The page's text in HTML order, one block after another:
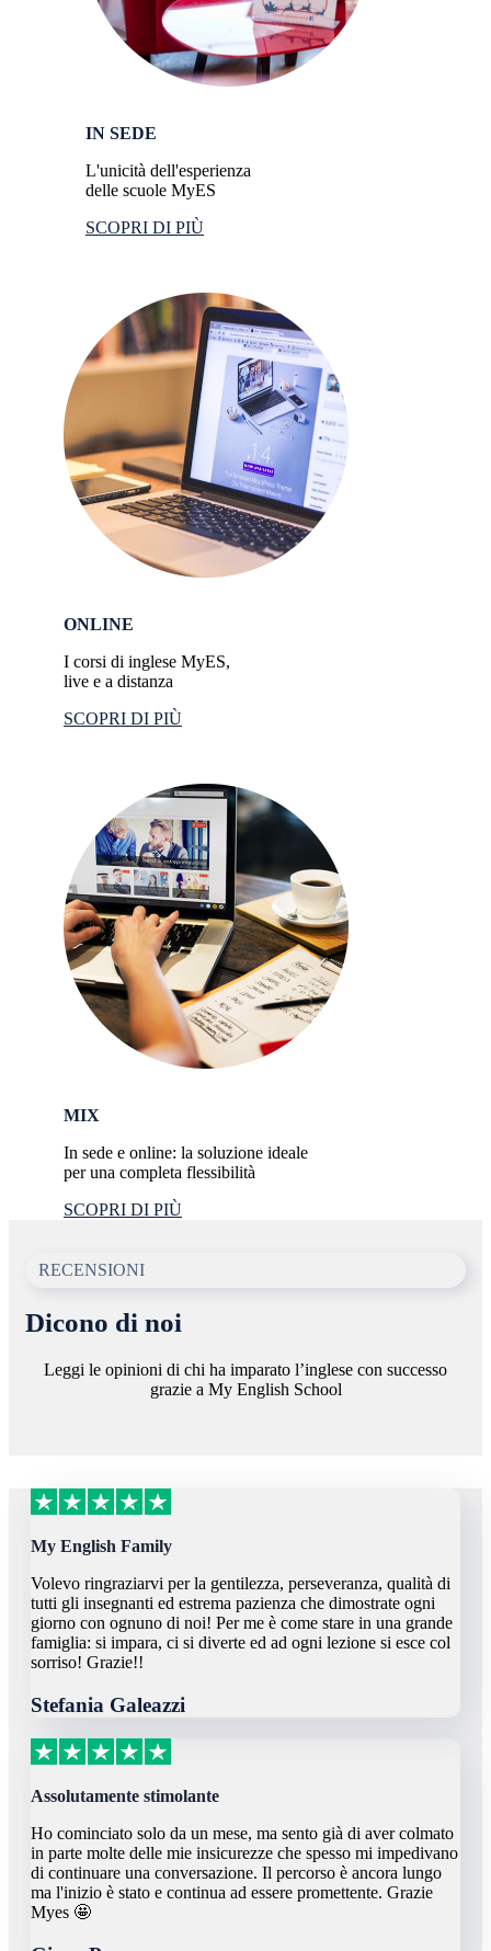
IN SEDE
L'unicità dell'esperienza
delle scuole MyES
SCOPRI DI PIÙ
ONLINE
I corsi di inglese MyES,
live e a distanza
SCOPRI DI PIÙ
MIX
In sede e online: la soluzione ideale
per una completa flessibilità
SCOPRI DI PIÙ
RECENSIONI
Dicono di noi
Leggi le opinioni di chi ha imparato l’inglese con successo
grazie a My English School
My English Family
Volevo ringraziarvi per la gentilezza, perseveranza, qualità di
tutti gli insegnanti ed estrema pazienza che dimostrate ogni
giorno con ognuno di noi! Per me è come stare in una grande
famiglia: si impara, ci si diverte ed ad ogni lezione si esce col
sorriso! Grazie!!
Stefania Galeazzi
Assolutamente stimolante
Ho cominciato solo da un mese, ma sento già di aver colmato
in parte molte delle mie insicurezze che spesso mi impedivano
di continuare una conversazione. Il percorso è ancora lungo
ma l'inizio è stato e continua ad essere promettente. Grazie
Myes 🤩